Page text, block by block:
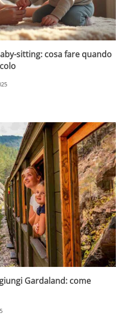
sitting: cosa fare quando
Gardaland: come